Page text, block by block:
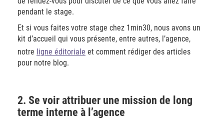
pendant le stage.
Et si vous faites votre stage chez 1min30, nous avons un
kit d’accueil qui vous présente, entre autres, l’agence,
notre ligne éditoriale et comment rédiger des articles
pour notre blog.
2. Se voir attribuer une mission de long
terme interne à l’agence